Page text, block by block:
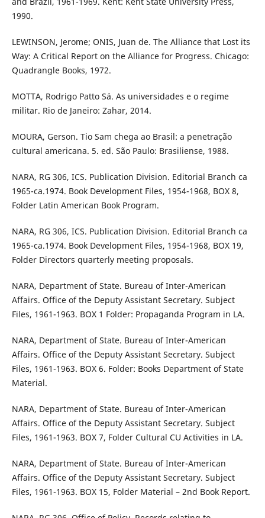
1990.
LEWINSON, Jerome; ONIS, Juan de. The Alliance that Lost its
Way: A Critical Report on the Alliance for Progress. Chicago:
Quadrangle Books, 1972.
MOTTA, Rodrigo Patto Sá. As universidades e o regime
militar. Rio de Janeiro: Zahar, 2014.
MOURA, Gerson. Tio Sam chega ao Brasil: a penetração
cultural americana. 5. ed. São Paulo: Brasiliense, 1988.
NARA, RG 306, ICS. Publication Division. Editorial Branch ca
1965-ca.1974. Book Development Files, 1954-1968, BOX 8,
Folder Latin American Book Program.
NARA, RG 306, ICS. Publication Division. Editorial Branch ca
1965-ca.1974. Book Development Files, 1954-1968, BOX 19,
Folder Directors quarterly meeting proposals.
NARA, Department of State. Bureau of Inter-American
Affairs. Office of the Deputy Assistant Secretary. Subject
Files, 1961-1963. BOX 1 Folder: Propaganda Program in LA.
NARA, Department of State. Bureau of Inter-American
Affairs. Office of the Deputy Assistant Secretary. Subject
Files, 1961-1963. BOX 6. Folder: Books Department of State
Material.
NARA, Department of State. Bureau of Inter-American
Affairs. Office of the Deputy Assistant Secretary. Subject
Files, 1961-1963. BOX 7, Folder Cultural CU Activities in LA.
NARA, Department of State. Bureau of Inter-American
Affairs. Office of the Deputy Assistant Secretary. Subject
Files, 1961-1963. BOX 15, Folder Material – 2nd Book Report.